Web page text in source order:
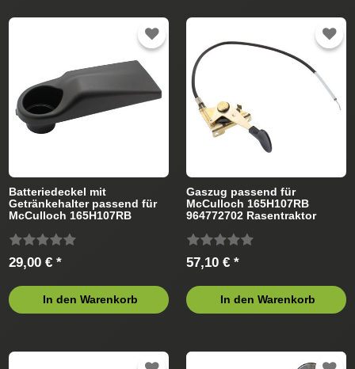
Batteriedeckel mit
Getränkehalter passend für
McCulloch 165H107RB
29,00 € *
In den Warenkorb
Gaszug passend für
McCulloch 165H107RB
964772702 Rasentraktor
57,10 € *
In den Warenkorb